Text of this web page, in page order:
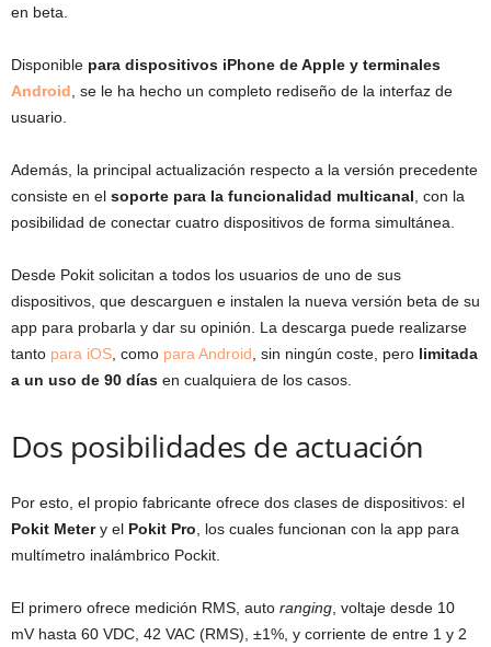
en beta.
Disponible para dispositivos iPhone de Apple y terminales
Android , se le ha hecho un completo rediseño de la interfaz de
usuario.
Además, la principal actualización respecto a la versión precedente
consiste en el soporte para la funcionalidad multicanal , con la
posibilidad de conectar cuatro dispositivos de forma simultánea.
Desde Pokit solicitan a todos los usuarios de uno de sus
dispositivos, que descarguen e instalen la nueva versión beta de su
app para probarla y dar su opinión. La descarga puede realizarse
tanto para iOS , como para Android , sin ningún coste, pero limitada
a un uso de 90 días en cualquiera de los casos.
Dos posibilidades de actuación
Por esto, el propio fabricante ofrece dos clases de dispositivos: el
Pokit Metery el Pokit Pro , los cuales funcionan con la app para
multímetro inalámbrico Pockit.
El primero ofrece medición RMS, auto ranging , voltaje desde 10
mV hasta 60 VDC, 42 VAC (RMS), ±1%, y corriente de entre 1 y 2